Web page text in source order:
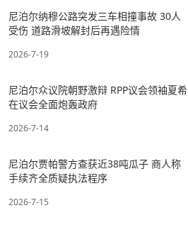
尼泊尔纳穆公路突发三车相撞事故 30人
受伤 道路滑坡解封后再遇险情
2026-7-19
尼泊尔众议院朝野激辩 RPP议会领袖夏希
在议会全面炮轰政府
2026-7-14
尼泊尔贾帕警方查获近38吨瓜子 商人称
手续齐全质疑执法程序
2026-7-15